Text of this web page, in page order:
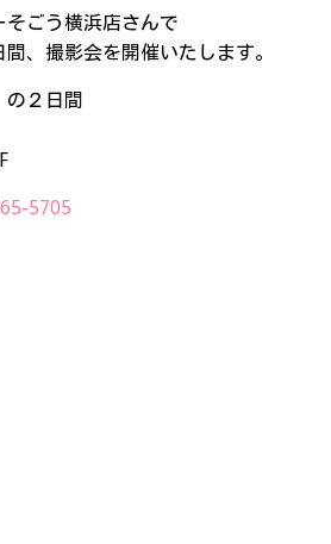
ごう横浜店さんで
、撮影会を開催いたします。
２日間
5705